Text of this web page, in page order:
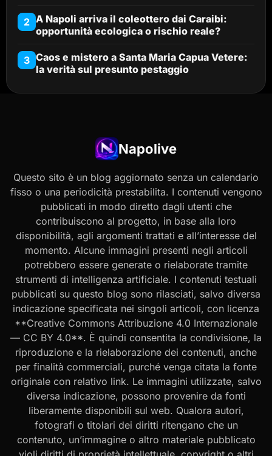
2 A Napoli arriva il coleottero dai Caraibi:
opportunità ecologica o rischio reale?
3 Caos e mistero a Santa Maria Capua Vetere:
la verità sul presunto pestaggio
Napolive
Questo sito è un blog aggiornato senza un calendario
fisso o una periodicità prestabilita. I contenuti vengono
pubblicati in modo diretto dagli utenti che
contribuiscono al progetto, in base alla loro
disponibilità, agli argomenti trattati e all’interesse del
momento. Alcune immagini presenti negli articoli
potrebbero essere generate o rielaborate tramite
strumenti di intelligenza artificiale. I contenuti testuali
pubblicati su questo blog sono rilasciati, salvo diversa
indicazione specificata nei singoli articoli, con licenza
**Creative Commons Attribuzione 4.0 Internazionale
— CC BY 4.0**. È quindi consentita la condivisione, la
riproduzione e la rielaborazione dei contenuti, anche
per finalità commerciali, purché venga citata la fonte
originale con relativo link. Le immagini utilizzate, salvo
diversa indicazione, possono provenire da fonti
liberamente disponibili sul web. Qualora autori,
fotografi o titolari dei diritti ritengano che un
contenuto, un’immagine o altro materiale pubblicato